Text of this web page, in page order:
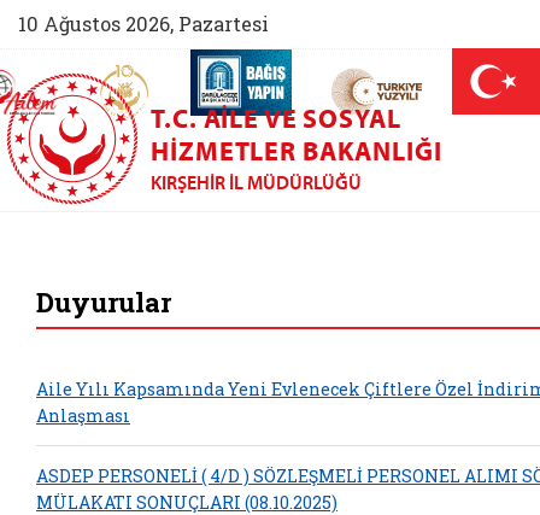
10 Ağustos 2026, Pazartesi
(yeni sekmede açılır)
AİLEM İletişim Merkezi (yeni sekmede açılır)
Aile ve Nüfus On Yılı (yeni sekmede açılır)
Darülaceze bağış sayfası (yeni
T.C. AILE VE SOSYAL
HIZMETLER BAKANLIĞI
KIRŞEHIR İL MÜDÜRLÜĞÜ
Duyurular
Aile Yılı Kapsamında Yeni Evlenecek Çiftlere Özel
Anlaşması
ASDEP PERSONELİ ( 4/D ) SÖZLEŞMELİ PERSONEL ALIMI
MÜLAKATI SONUÇLARI (08.10.2025)